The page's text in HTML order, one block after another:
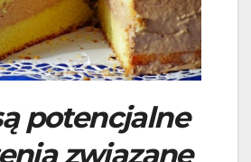
potencjalne
związane